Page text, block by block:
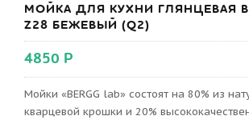
МОЙКА ДЛЯ КУХНИ ГЛЯНЦЕВАЯ
Z28 БЕЖЕВЫЙ (Q2)
4850 Р
Мойки «BERGG lab» состоят на 80% из
кварцевой крошки и 20%